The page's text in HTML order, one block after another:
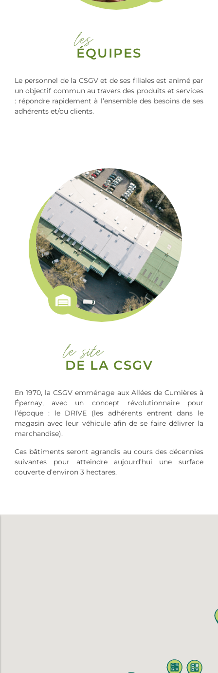
les
ÉQUIPES
Le personnel de la CSGV et de ses filiales est animé par
un objectif commun au travers des produits et services
: répondre rapidement à l’ensemble des besoins de ses
adhérents et/ou clients.
le site
DE LA CSGV
En 1970, la CSGV emménage aux Allées de Cumières à
Épernay, avec un concept révolutionnaire pour
l’époque : le DRIVE (les adhérents entrent dans le
magasin avec leur véhicule afin de se faire délivrer la
marchandise).
Ces bâtiments seront agrandis au cours des décennies
suivantes pour atteindre aujourd’hui une surface
couverte d’environ 3 hectares.